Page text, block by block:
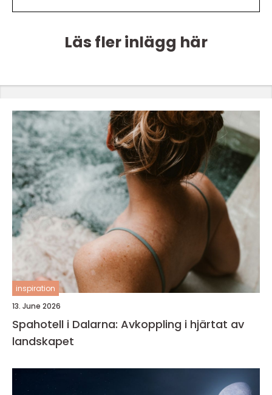
Läs fler inlägg här
inspiration
13. June 2026
Spahotell i Dalarna: Avkoppling i hjärtat av
landskapet